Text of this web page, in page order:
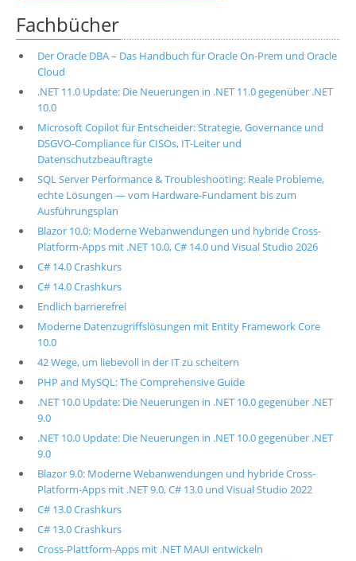
Fachbücher
Der Oracle DBA – Das Handbuch für Oracle On-Prem und Oracle
Cloud
.NET 11.0 Update: Die Neuerungen in .NET 11.0 gegenüber .NET
10.0
Microsoft Copilot für Entscheider: Strategie, Governance und
DSGVO-Compliance für CISOs, IT-Leiter und
Datenschutzbeauftragte
SQL Server Performance & Troubleshooting: Reale Probleme,
echte Lösungen — vom Hardware-Fundament bis zum
Ausführungsplan
Blazor 10.0: Moderne Webanwendungen und hybride Cross-
Platform-Apps mit .NET 10.0, C# 14.0 und Visual Studio 2026
C# 14.0 Crashkurs
C# 14.0 Crashkurs
Endlich barrierefrei
Moderne Datenzugriffslösungen mit Entity Framework Core
10.0
42 Wege, um liebevoll in der IT zu scheitern
PHP and MySQL: The Comprehensive Guide
.NET 10.0 Update: Die Neuerungen in .NET 10.0 gegenüber .NET
9.0
.NET 10.0 Update: Die Neuerungen in .NET 10.0 gegenüber .NET
9.0
Blazor 9.0: Moderne Webanwendungen und hybride Cross-
Platform-Apps mit .NET 9.0, C# 13.0 und Visual Studio 2022
C# 13.0 Crashkurs
C# 13.0 Crashkurs
Cross-Plattform-Apps mit .NET MAUI entwickeln